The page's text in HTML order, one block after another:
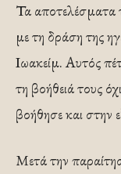
Τα αποτελέσµατα
µε τη δράση της
Ιωακείµ. Αυτός
τη βοήθειά τους
βοήθησε και στην
Μετά την